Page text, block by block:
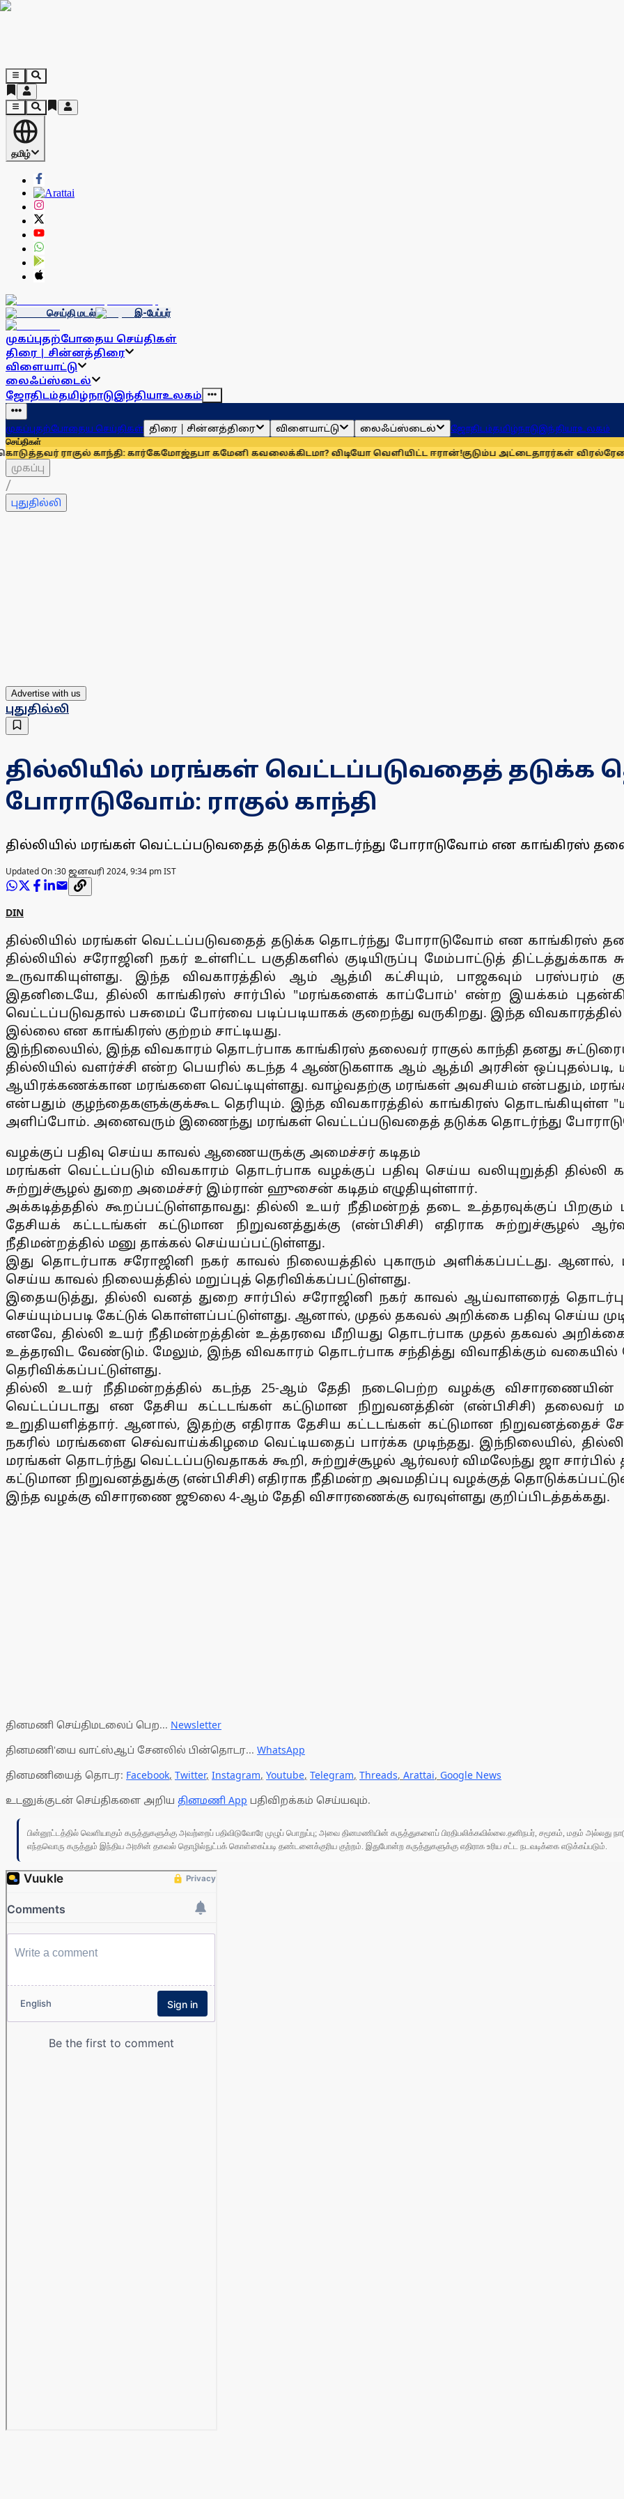
தமிழ்
செய்தி மடல் இ-பேப்பர்
முகப்புதற்போதைய செய்திகள்
திரை | சின்னத்திரை
விளையாட்டு
லைஃப்ஸ்டைல்
ஜோதிடம்தமிழ்நாடுஇந்தியாஉலகம்
முகப்புதற்போதைய செய்திகள் திரை | சின்னத்திரை விளையாட்டு லைஃப்ஸ்டைல் ஜோதிடம்தமிழ்நாடுஇந்தியாஉலகம்
செய்திகள்
காந்தி: கார்கேமோஜ்தபா கமேனி கவலைக்கிடமா? விடியோ வெளியிட்ட ஈரான்!குடும்ப அட்டைதாரர்கள் விரல்ரேகை பதிவு
முகப்பு
/
புதுதில்லி
Advertise with us
புதுதில்லி
தில்லியில் மரங்கள் வெட்டப்படுவதைத் தடுக்க
போராடுவோம்: ராகுல் காந்தி
தில்லியில் மரங்கள் வெட்டப்படுவதைத் தடுக்க தொடர்ந்து போராடுவோம் என காங்கிரஸ்
Updated On :30 ஜனவரி 2024, 9:34 pm IST
DIN
தில்லியில் மரங்கள் வெட்டப்படுவதைத் தடுக்க தொடர்ந்து போராடுவோம் என காங்கிரஸ்
தில்லியில் சரோஜினி நகர் உள்ளிட்ட பகுதிகளில் குடியிருப்பு மேம்பாட்டுத்
உருவாகியுள்ளது. இந்த விவகாரத்தில் ஆம் ஆத்மி கட்சியும், பாஜகவும் பரஸ்பரம்
இதனிடையே, தில்லி காங்கிரஸ் சார்பில் "மரங்களைக் காப்போம்' என்ற இயக்கம்
வெட்டப்படுவதால் பசுமைப் போர்வை படிப்படியாகக் குறைந்து வருகிறது. இந்த
இல்லை என காங்கிரஸ் குற்றம் சாட்டியது.
இந்நிலையில், இந்த விவகாரம் தொடர்பாக காங்கிரஸ் தலைவர் ராகுல் காந்தி தனது
தில்லியில் வளர்ச்சி என்ற பெயரில் கடந்த 4 ஆண்டுகளாக ஆம் ஆத்மி அரசின்
ஆயிரக்கணக்கான மரங்களை வெட்டியுள்ளது. வாழ்வதற்கு மரங்கள் அவசியம் என்பதும்,
என்பதும் குழந்தைகளுக்குக்கூட தெரியும். இந்த விவகாரத்தில் காங்கிரஸ்
அளிப்போம். அனைவரும் இணைந்து மரங்கள் வெட்டப்படுவதைத் தடுக்க தொடர்ந்து
வழக்குப் பதிவு செய்ய காவல் ஆணையருக்கு அமைச்சர் கடிதம்
மரங்கள் வெட்டப்படும் விவகாரம் தொடர்பாக வழக்குப் பதிவு செய்ய வலியுறுத்தி
சுற்றுச்சூழல் துறை அமைச்சர் இம்ரான் ஹுசைன் கடிதம் எழுதியுள்ளார்.
அக்கடித்ததில் கூறப்பட்டுள்ளதாவது: தில்லி உயர் நீதிமன்றத் தடை உத்தரவுக்குப்
தேசியக் கட்டடங்கள் கட்டுமான நிறுவனத்துக்கு (என்பிசிசி) எதிராக சுற்றுச்சூழல்
நீதிமன்றத்தில் மனு தாக்கல் செய்யப்பட்டுள்ளது.
இது தொடர்பாக சரோஜினி நகர் காவல் நிலையத்தில் புகாரும் அளிக்கப்பட்டது. ஆனால்,
செய்ய காவல் நிலையத்தில் மறுப்புத் தெரிவிக்கப்பட்டுள்ளது.
இதையடுத்து, தில்லி வனத் துறை சார்பில் சரோஜினி நகர் காவல் ஆய்வாளரைத்
செய்யும்பபடி கேட்டுக் கொள்ளப்பட்டுள்ளது. ஆனால், முதல் தகவல் அறிக்கை பதிவு செய்ய
எனவே, தில்லி உயர் நீதிமன்றத்தின் உத்தரவை மீறியது தொடர்பாக முதல் தகவல் அறிக்கை
உத்தரவிட வேண்டும். மேலும், இந்த விவகாரம் தொடர்பாக சந்தித்து விவாதிக்கும் வகையில்
தெரிவிக்கப்பட்டுள்ளது.
தில்லி உயர் நீதிமன்றத்தில் கடந்த 25-ஆம் தேதி நடைபெற்ற வழக்கு
வெட்டப்படாது என தேசிய கட்டடங்கள் கட்டுமான நிறுவனத்தின் (என்பிசிசி) தலைவர்
உறுதியளித்தார். ஆனால், இதற்கு எதிராக தேசிய கட்டடங்கள் கட்டுமான நிறுவனத்தைச்
நகரில் மரங்களை செவ்வாய்க்கிழமை வெட்டியதைப் பார்க்க முடிந்தது. இந்நிலையில்,
மரங்கள் தொடர்ந்து வெட்டப்படுவதாகக் கூறி, சுற்றுச்சூழல் ஆர்வலர் விமலேந்து ஜா
கட்டுமான நிறுவனத்துக்கு (என்பிசிசி) எதிராக நீதிமன்ற அவமதிப்பு வழக்குத்
இந்த வழக்கு விசாரணை ஜூலை 4-ஆம் தேதி விசாரணைக்கு வரவுள்ளது குறிப்பிடத்தக்கது.
தினமணி செய்திமடலைப் பெற... Newsletter
தினமணி'யை வாட்ஸ்ஆப் சேனலில் பின்தொடர... WhatsApp
தினமணியைத் தொடர: Facebook, Twitter, Instagram, Youtube, Telegram, Threads, Arattai, Google News
உடனுக்குடன் செய்திகளை அறிய தினமணி App பதிவிறக்கம் செய்யவும்.
பின்னூட்டத்தில் வெளியாகும் கருத்துகளுக்கு அவற்றைப் பதிவிடுவோரே முழுப் பொறுப்பு; அவை தினமணியின் கருத்துகளைப் பிரதிபலிக்கவில்லை.தனிநபர், சமூகம், மதம் அல்லது
எந்தவொரு கருத்தும் இந்திய அரசின் தகவல் தொழில்நுட்பக் கொள்கைப்படி தண்டனைக்குரிய குற்றம். இதுபோன்ற கருத்துகளுக்கு எதிராக உரிய சட்ட நடவடிக்கை எடுக்கப்படும்.